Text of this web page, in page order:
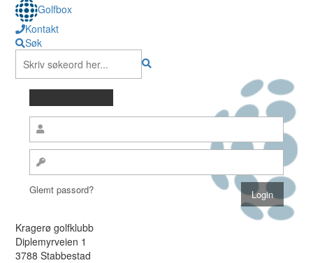
Golfbox
Kontakt
Søk
Glemt passord?
Kragerø golfklubb
Diplemyrveien 1
3788 Stabbestad